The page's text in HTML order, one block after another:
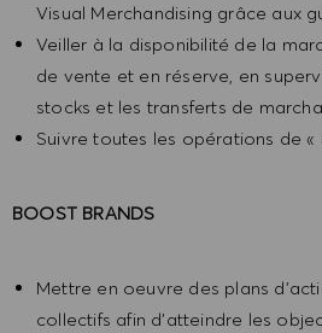
Visual Merchandising grâce aux
Veiller à la disponibilité de la
de vente et en réserve, en
stocks et les transferts de
Suivre toutes les opérations de «
BOOST BRANDS
Mettre en oeuvre des plans
collectifs afin d'atteindre les